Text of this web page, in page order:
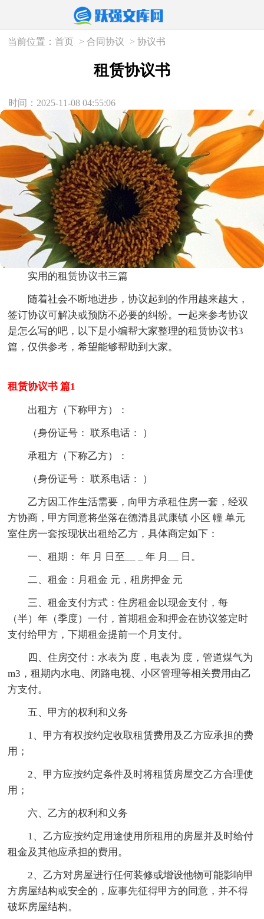
当前位置：首页 >合同协议 >协议书
租赁协议书
时间：2025-11-08 04:55:06
实用的租赁协议书三篇
随着社会不断地进步，协议起到的作用越来越大，
签订协议可解决或预防不必要的纠纷。一起来参考协议
是怎么写的吧，以下是小编帮大家整理的租赁协议书3
篇，仅供参考，希望能够帮助到大家。
租赁协议书 篇1
出租方（下称甲方）：
（身份证号： 联系电话： ）
承租方（下称乙方）：
（身份证号： 联系电话： ）
乙方因工作生活需要，向甲方承租住房一套，经双
方协商，甲方同意将坐落在德清县武康镇 小区 幢 单元
室住房一套按现状出租给乙方，具体商定如下：
一、租期： 年 月 日至__ _ 年 月__ 日。
二、租金：月租金 元，租房押金 元
三、租金支付方式：住房租金以现金支付，每
（半）年（季度）一付，首期租金和押金在协议签定时
支付给甲方，下期租金提前一个月支付。
四、住房交付：水表为 度，电表为 度，管道煤气为
m3，租期内水电、闭路电视、小区管理等相关费用由乙
方支付。
五、甲方的权利和义务
1、甲方有权按约定收取租赁费用及乙方应承担的费
用；
2、甲方应按约定条件及时将租赁房屋交乙方合理使
用；
六、乙方的权利和义务
1、乙方应按约定用途使用所租用的房屋并及时给付
租金及其他应承担的费用。
2、乙方对房屋进行任何装修或增设他物可能影响甲
方房屋结构或安全的，应事先征得甲方的同意，并不得
破坏房屋结构。